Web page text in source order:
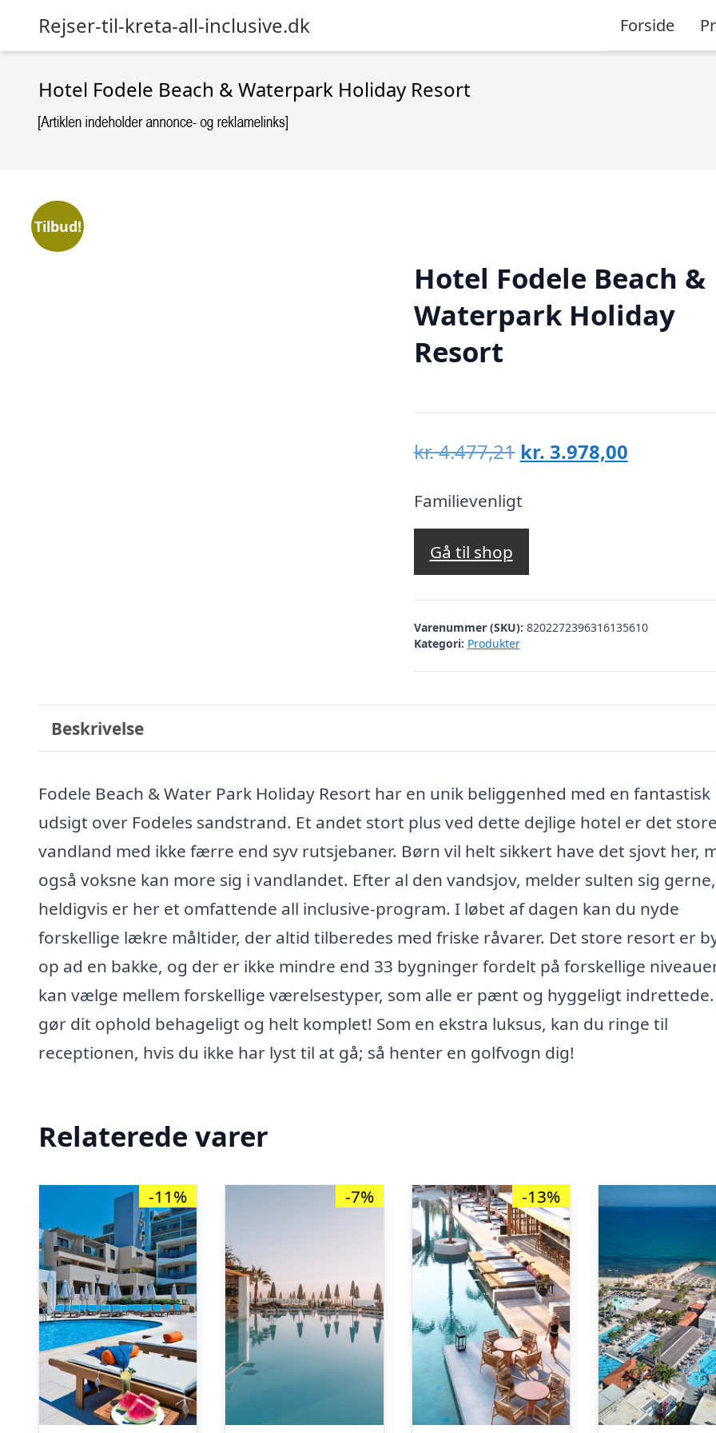
Rejser-til-kreta-all-inclusive.dk Forside
Hotel Fodele Beach & Waterpark Holiday Resort
Tilbud!
Hotel Fodele Beach &
Waterpark Holiday
Resort
kr.4.477,21 Den
pris
var:
kr. 3.978,00Den
Familievenligt
Gå til shop
Varenummer (SKU): 8202272396316135610
Kategori: Produkter
Beskrivelse
Fodele Beach & Water Park Holiday Resort har en unik beliggenhed med en fantastisk
udsigt over Fodeles sandstrand. Et andet stort plus ved dette dejlige hotel er det
vandland med ikke færre end syv rutsjebaner. Børn vil helt sikkert have det sjovt her,
også voksne kan more sig i vandlandet. Efter al den vandsjov, melder sulten sig
heldigvis er her et omfattende all inclusive-program. I løbet af dagen kan du nyde
forskellige lækre måltider, der altid tilberedes med friske råvarer. Det store resort er
op ad en bakke, og der er ikke mindre end 33 bygninger fordelt på forskellige
kan vælge mellem forskellige værelsestyper, som alle er pænt og hyggeligt
gør dit ophold behageligt og helt komplet! Som en ekstra luksus, kan du ringe til
receptionen, hvis du ikke har lyst til at gå; så henter en golfvogn dig!
Relaterede varer
-11% -7% -13%